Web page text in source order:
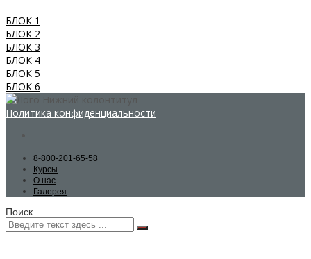
БЛОК 1
БЛОК 2
БЛОК 3
БЛОК 4
БЛОК 5
БЛОК 6
Политика конфиденциальности
8-800-201-65-58
Курсы
О нас
Галерея
Поиск